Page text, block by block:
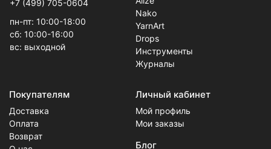
+7 (499) 705-0604
пн-пт: 10:00-18:00
сб: 10:00-16:00
вс: выходной
Nako
YarnArt
Drops
Инструменты
Журналы
Покупателям
Доставка
Оплата
Возврат
Личный кабинет
Мой профиль
Мои заказы
Блог